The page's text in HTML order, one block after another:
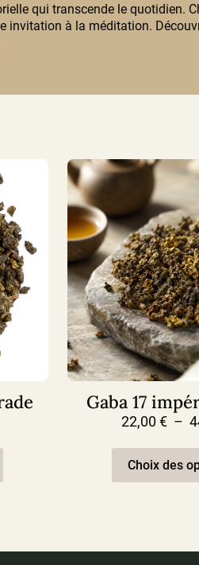
qui transcende le quotidien.
invitation à la méditation.
prix :
Gaba 17
22,00 € –
Choix des